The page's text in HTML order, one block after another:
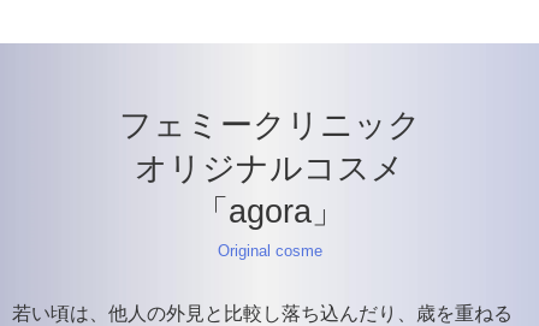
フェミークリニック
オリジナルコスメ
「agora」
Original cosme
若い頃は、他人の外見と比較し落ち込んだり、歳を重ねる